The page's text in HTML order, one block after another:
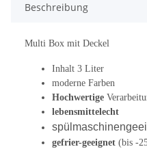
Beschreibung
Multi Box mit Deckel
Inhalt 3 Liter
moderne Farben
Hochwertige
lebensmittelecht
gefrier-geeignet (bis -